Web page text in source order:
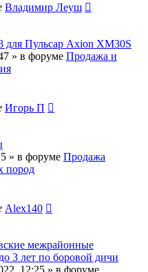
Владимир Леуш
для Пульсар Axion XM30S
» в форуме Продажа и
Игорь П
» в форуме Продажа
пород
Alex140
межрайонные
3 лет по боровой дичи
12:25 » в форуме